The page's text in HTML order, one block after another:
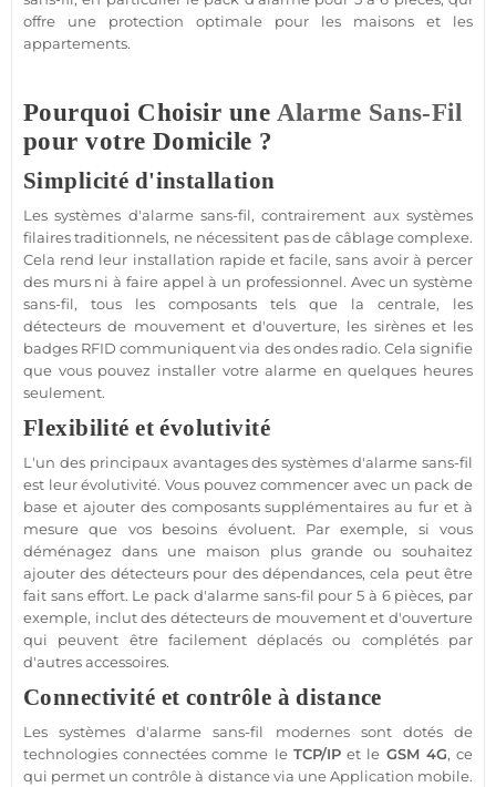
offre une protection optimale pour les maisons et les
appartements.
Pourquoi Choisir une Alarme Sans-Fil
pour votre Domicile ?
Simplicité d'installation
Les systèmes d'alarme sans-fil, contrairement aux systèmes
filaires traditionnels, ne nécessitent pas de câblage complexe.
Cela rend leur installation rapide et facile, sans avoir à percer
des murs ni à faire appel à un professionnel. Avec unsystème
sans-fil, tous les composants tels que la centrale, les
détecteurs de mouvement et d'ouverture, les sirènes et les
badges RFID communiquent via des ondes radio. Cela signifie
que vous pouvez installer votrealarme en quelques heures
seulement.
Flexibilité et évolutivité
L'un des principaux avantages des systèmes d'alarme sans-fil
est leur évolutivité. Vous pouvez commencer avec un pack de
base et ajouter des composants supplémentaires au fur et à
mesure que vos besoins évoluent. Par exemple, si vous
déménagez dans une maison plus grande ou souhaitez
ajouter des détecteurs pour des dépendances, cela peut être
fait sans effort. Le pack d'alarme sans-fil pour 5 à 6 pièces, par
exemple, inclut des détecteurs de mouvement et d'ouverture
qui peuvent être facilement déplacés ou complétés par
d'autresaccessoires.
Connectivité et contrôle à distance
Les systèmes d'alarme sans-fil modernes sont dotés de
technologies connectées comme le TCP/IPet le GSM 4G, ce
qui permet un contrôle à distance via uneApplication mobile.